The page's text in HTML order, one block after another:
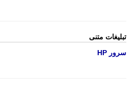
تبلیغات متنی
سرور HP